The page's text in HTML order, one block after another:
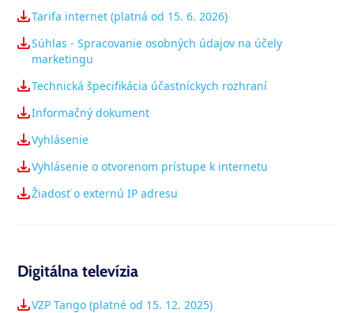
Tarifa internet (platná od 15. 6. 2026)
Súhlas - Spracovanie osobných údajov na účely
marketingu
Technická špecifikácia účastníckych rozhraní
Informačný dokument
Vyhlásenie
Vyhlásenie o otvorenom prístupe k internetu
Žiadosť o externú IP adresu
Digitálna televízia
VZP Tango (platné od 15. 12. 2025)